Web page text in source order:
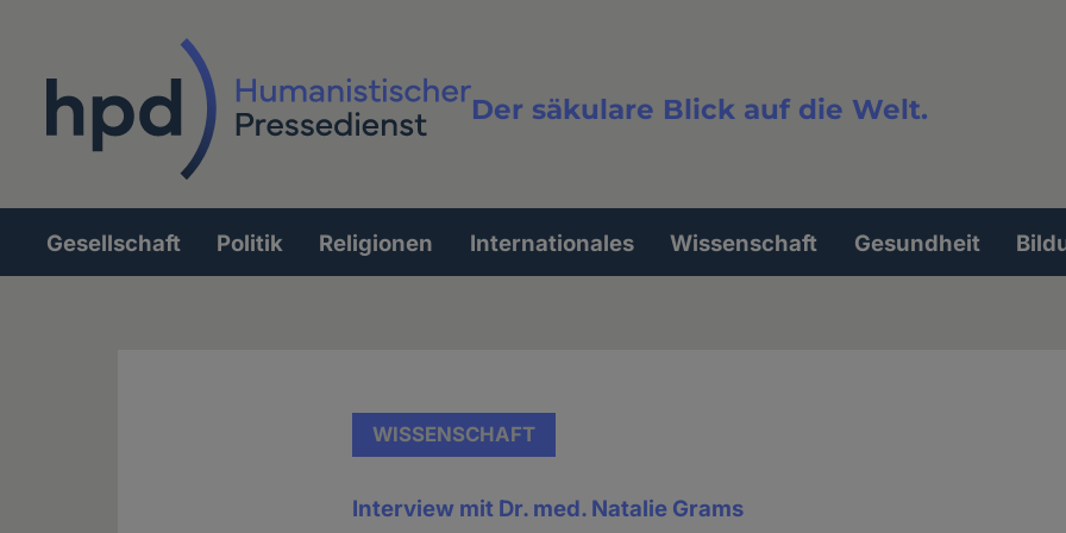
Der säkulare Blick auf die Welt.
Volltextsuche
Hauptnavigation
Gesellschaft Politik Religionen Internationales Wissenschaft Gesundheit
WISSENSCHAFT
Interview mit Dr. med. Natalie Grams